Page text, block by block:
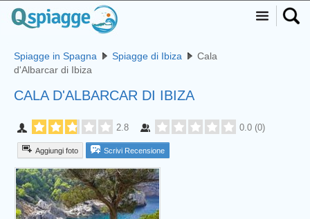
Spiagge in Spagna Spiagge di Ibiza
Cala
d'Albarcar di Ibiza
CALA D'ALBARCAR DI IBIZA
2.8 0.0 (0)
Aggiungi foto Scrivi Recensione